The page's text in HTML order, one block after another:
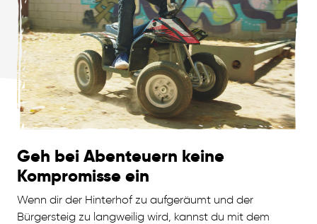
Geh bei Abenteuern keine
Kompromisse ein
Wenn dir der Hinterhof zu aufgeräumt und der
Bürgersteig zu langweilig wird, kannst du mit dem